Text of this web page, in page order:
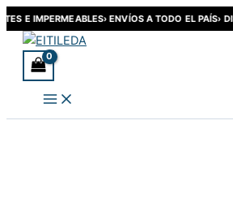
E IMPERMEABLES› ENVÍOS A TODO EL PAÍS›
contenido